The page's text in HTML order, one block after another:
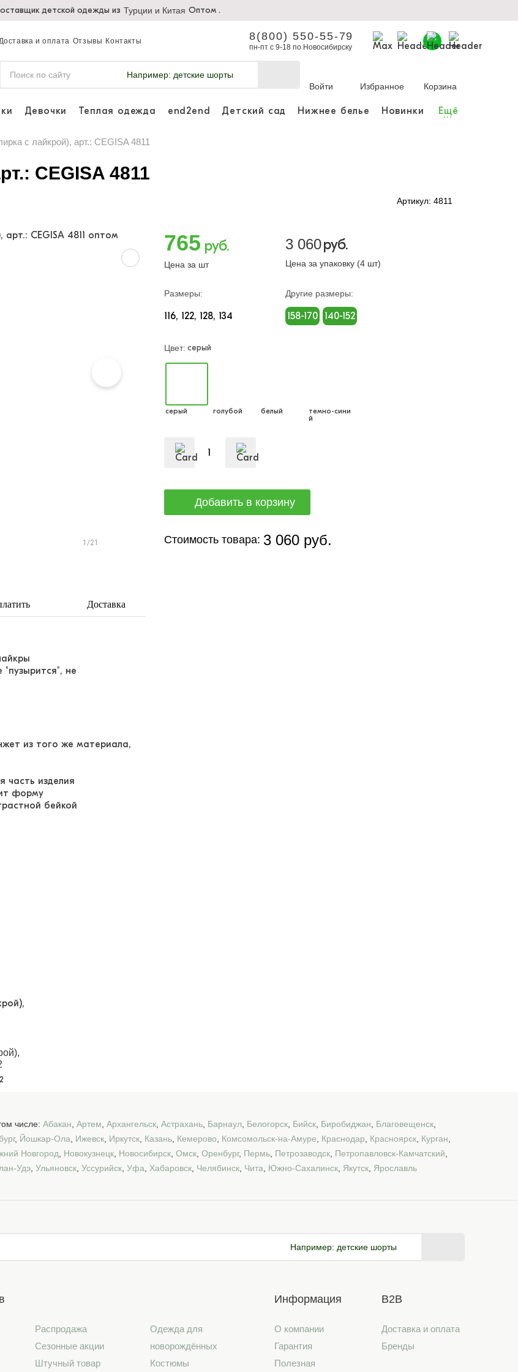
детской одежды из Турции и Китая Оптом .
и оплата Отзывы Контакты 8(800) 550-55-79
пн-пт с 9-18 по Новосибирску
Например: детские шорты
Войти
Избранное Корзина
Девочки Теплая одежда end2end Детский сад Нижнее белье Новинки Ещё
...
с лайкрой), арт.: CEGISA 4811
CEGISA 4811
Артикул: 4811
1/21
765 руб.
Цена за шт
3 060руб.
Цена за упаковку (4 шт)
Размеры:
116 122 128 134
Другие размеры:
158-170 140-152
Цвет: серый
серый голубой белый
темно-сини
й
Стоимость товара: 3 060 руб.
Доставка
не
из того же материала,
часть изделия
форму
бейкой
числе: Абакан Артем Архангельск Астрахань Барнаул Белогорск Бийск Биробиджан Благовещенск
, Йошкар-Ола Ижевск Иркутск Казань Кемерово Комсомольск-на-Амуре Краснодар Красноярск Курган
Новгород Новокузнецк Новосибирск Омск Оренбург, Пермь Петрозаводск Петропавловск-Камчатский
Удэ Ульяновск Уссурийск Уфа Хабаровск Челябинск Чита Южно-Сахалинск Якутск Ярославль
Например: детские шорты
Распродажа
Сезонные акции
Штучный товар
Одежда для
новорождённых
Костюмы
Информация
О компании
Гарантия
Полезная
B2B
Доставка и оплата
Бренды